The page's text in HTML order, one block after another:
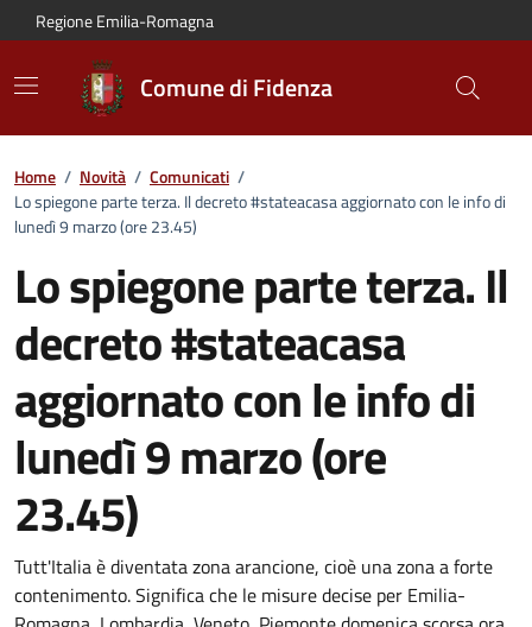
Vai al contenuto principale
Vai alla navigazione del sito
Vai al piede di pagina
Regione Emilia-Romagna
Comune di Fidenza
Home / Novità / Comunicati /
Lo spiegone parte terza. Il decreto #stateacasa aggiornato con le info di
lunedì 9 marzo (ore 23.45)
Lo spiegone parte terza. Il
decreto #stateacasa
aggiornato con le info di
lunedì 9 marzo (ore
23.45)
Dettagli del comunicato:
Tutt'Italia è diventata zona arancione, cioè una zona a forte
contenimento. Significa che le misure decise per Emilia-